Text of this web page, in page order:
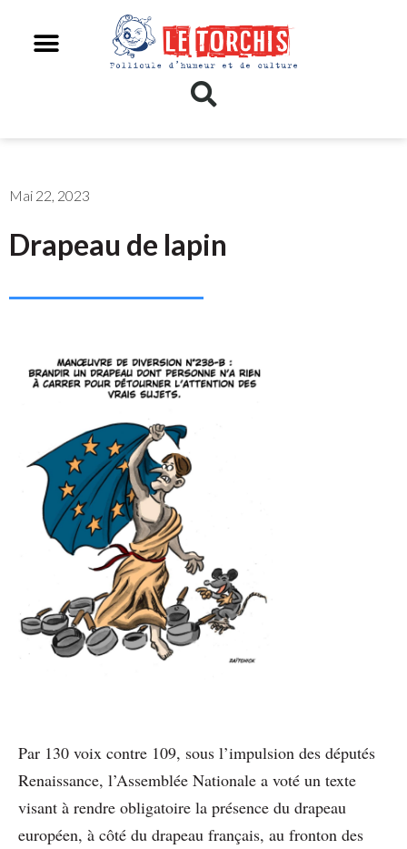
Mai 22, 2023
Drapeau de lapin
Par 130 voix contre 109, sous l’impulsion des députés
Renaissance, l’Assemblée Nationale a voté un texte
visant à rendre obligatoire la présence du drapeau
européen, à côté du drapeau français, au fronton des